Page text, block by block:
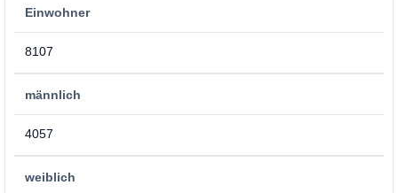
Einwohner
8107
männlich
4057
weiblich